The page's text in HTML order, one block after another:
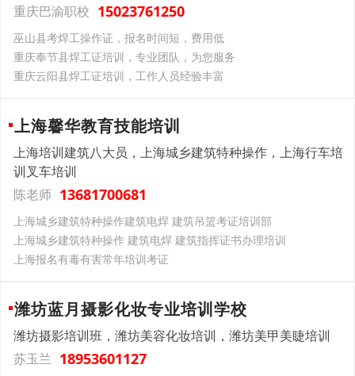
重庆巴渝职校 15023761250
巫山县考焊工操作证，报名时间短，费用低
重庆奉节县焊工证培训，专业团队，为您服务
重庆云阳县焊工证培训，工作人员经验丰富
上海馨华教育技能培训
上海培训建筑八大员，上海城乡建筑特种操作，上海行车培
训叉车培训
陈老师 13681700681
上海城乡建筑特种操作建筑电焊 建筑吊篮考证培训部
上海城乡建筑特种操作 建筑电焊 建筑指挥证书办理培训
上海报名有毒有害常年培训考证
潍坊蓝月摄影化妆专业培训学校
潍坊摄影培训班，潍坊美容化妆培训，潍坊美甲美睫培训
苏玉兰 18953601127